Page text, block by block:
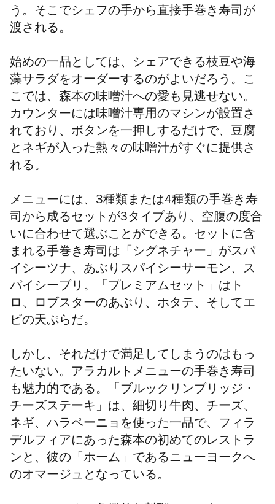
う。そこでシェフの手から直接手巻き寿司が
渡される。
始めの一品としては、シェアできる枝豆や海
藻サラダをオーダーするのがよいだろう。こ
こでは、森本の味噌汁への愛も見逃せない。
カウンターには味噌汁専用のマシンが設置さ
れており、ボタンを一押しするだけで、豆腐
とネギが入った熱々の味噌汁がすぐに提供さ
れる。
メニューには、3種類または4種類の手巻き寿
司から成るセットが3タイプあり、空腹の度合
いに合わせて選ぶことができる。セットに含
まれる手巻き寿司は「 シグネチャー」がスパ
イシーツナ、あぶりスパイシーサーモン、ス
パイシーブリ。「プレミアムセット」はト
ロ、ロブスターのあぶり、ホタテ、そしてエ
ビの天ぷらだ。
しかし、それだけで満足してしまうのはもっ
たいない。アラカルトメニューの手巻き寿司
も魅力的である。「ブルックリンブリッジ・
チーズステーキ」は、細切り牛肉、チーズ、
ネギ、ハラペーニョを使った一品で、フィラ
デルフィアにあった森本の初めてのレストラ
ンと、彼の「ホーム」であるニューヨークへ
のオマージュとなっている。